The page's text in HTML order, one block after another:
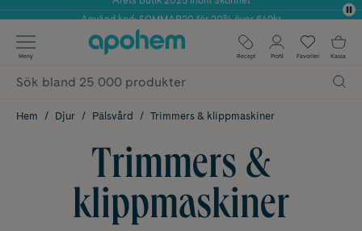
Använd kod: SOMMAR20 för 20% över 649kr
✓ Fri frakt
✓ Poäng på alla köp*
Meny Recept Profil Favoriter Kassa
Hem Djur Pälsvård Trimmers & klippmaskiner
Trimmers &
klippmaskiner